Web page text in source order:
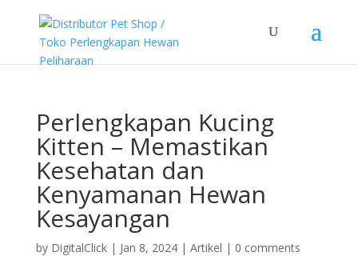
Perlengkapan Kucing
Kitten – Memastikan
Kesehatan dan
Kenyamanan Hewan
Kesayangan
by DigitalClick| Jan 8, 2024| Artikel | 0 comments